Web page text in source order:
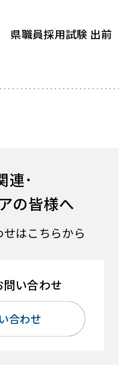
県職員採用試験 出前
連･
の皆様へ
はこちらから
い合わせ
合わせ